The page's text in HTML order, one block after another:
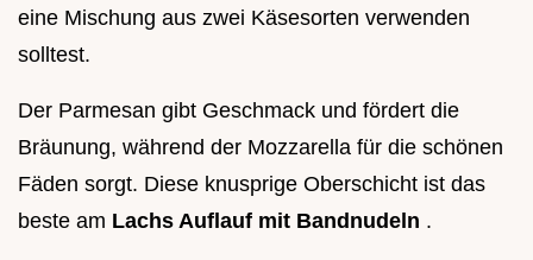
eine Mischung aus zwei Käsesorten verwenden
solltest.
Der Parmesan gibt Geschmack und fördert die
Bräunung, während der Mozzarella für die schönen
Fäden sorgt. Diese knusprige Oberschicht ist das
beste am Lachs Auflauf mit Bandnudeln .